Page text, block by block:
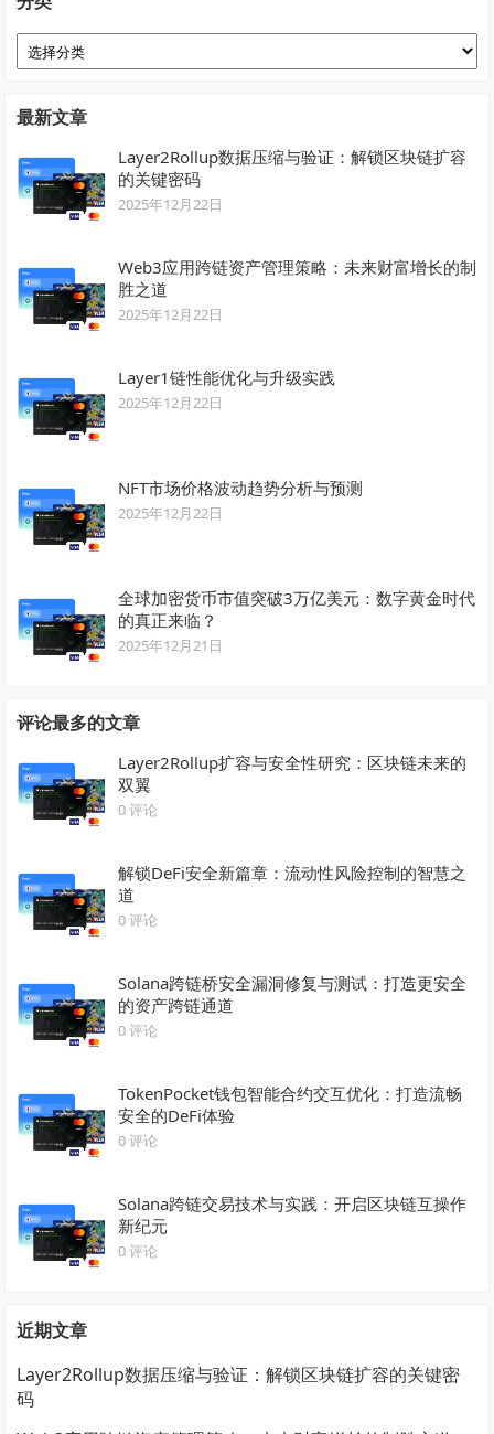
分
类
最新文章
Layer2Rollup数据压缩与验证：解锁区块链扩容
的关键密码
2025年12月22日
Web3应用跨链资产管理策略：未来财富增长的制
胜之道
2025年12月22日
Layer1链性能优化与升级实践
2025年12月22日
NFT市场价格波动趋势分析与预测
2025年12月22日
全球加密货币市值突破3万亿美元：数字黄金时代
的真正来临？
2025年12月21日
评论最多的文章
Layer2Rollup扩容与安全性研究：区块链未来的
双翼
0 评论
解锁DeFi安全新篇章：流动性风险控制的智慧之
道
0 评论
Solana跨链桥安全漏洞修复与测试：打造更安全
的资产跨链通道
0 评论
TokenPocket钱包智能合约交互优化：打造流畅
安全的DeFi体验
0 评论
Solana跨链交易技术与实践：开启区块链互操作
新纪元
0 评论
近期文章
Layer2Rollup数据压缩与验证：解锁区块链扩容的关键密
码